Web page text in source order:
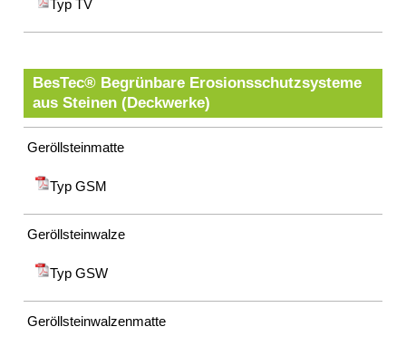
Typ TV
BesTec® Begrünbare Erosionsschutzsysteme
aus Steinen (Deckwerke)
Geröllsteinmatte
Typ GSM
Geröllsteinwalze
Typ GSW
Geröllsteinwalzenmatte